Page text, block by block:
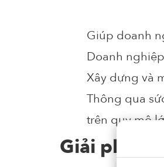
Giúp doanh
Doanh
Xây dựng và
Thông qua
trên quy mô
Giải pháp